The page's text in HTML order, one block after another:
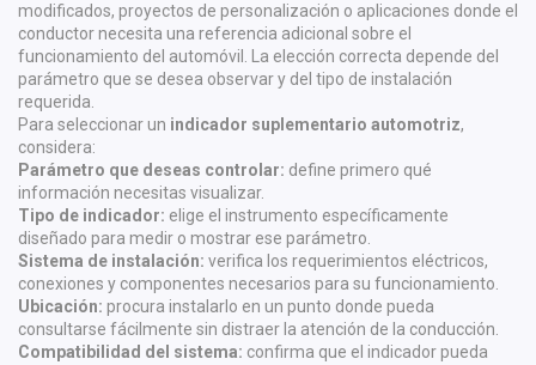
modificados, proyectos de personalización o aplicaciones donde el
conductor necesita una referencia adicional sobre el
funcionamiento del automóvil. La elección correcta depende del
parámetro que se desea observar y del tipo de instalación
requerida.
Para seleccionar un indicador suplementario automotriz,
considera:
Parámetro que deseas controlar: define primero qué
información necesitas visualizar.
Tipo de indicador: elige el instrumento específicamente
diseñado para medir o mostrar ese parámetro.
Sistema de instalación: verifica los requerimientos eléctricos,
conexiones y componentes necesarios para su funcionamiento.
Ubicación: procura instalarlo en un punto donde pueda
consultarse fácilmente sin distraer la atención de la conducción.
Compatibilidad del sistema: confirma que el indicador pueda